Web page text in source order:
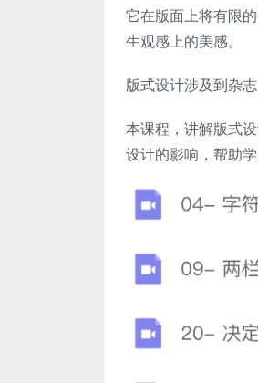
它在版面上将有限
生观感上的美感。
版式设计涉及到杂
本课程，讲解版式
设计的影响，帮助